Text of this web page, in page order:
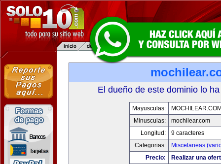
El dueño de este dominio lo
Mayusculas:
Minusculas:
mochilear.com
Longitud:
9 caracteres
Categorias:
Miscelaneas
Precio:
Realizar una